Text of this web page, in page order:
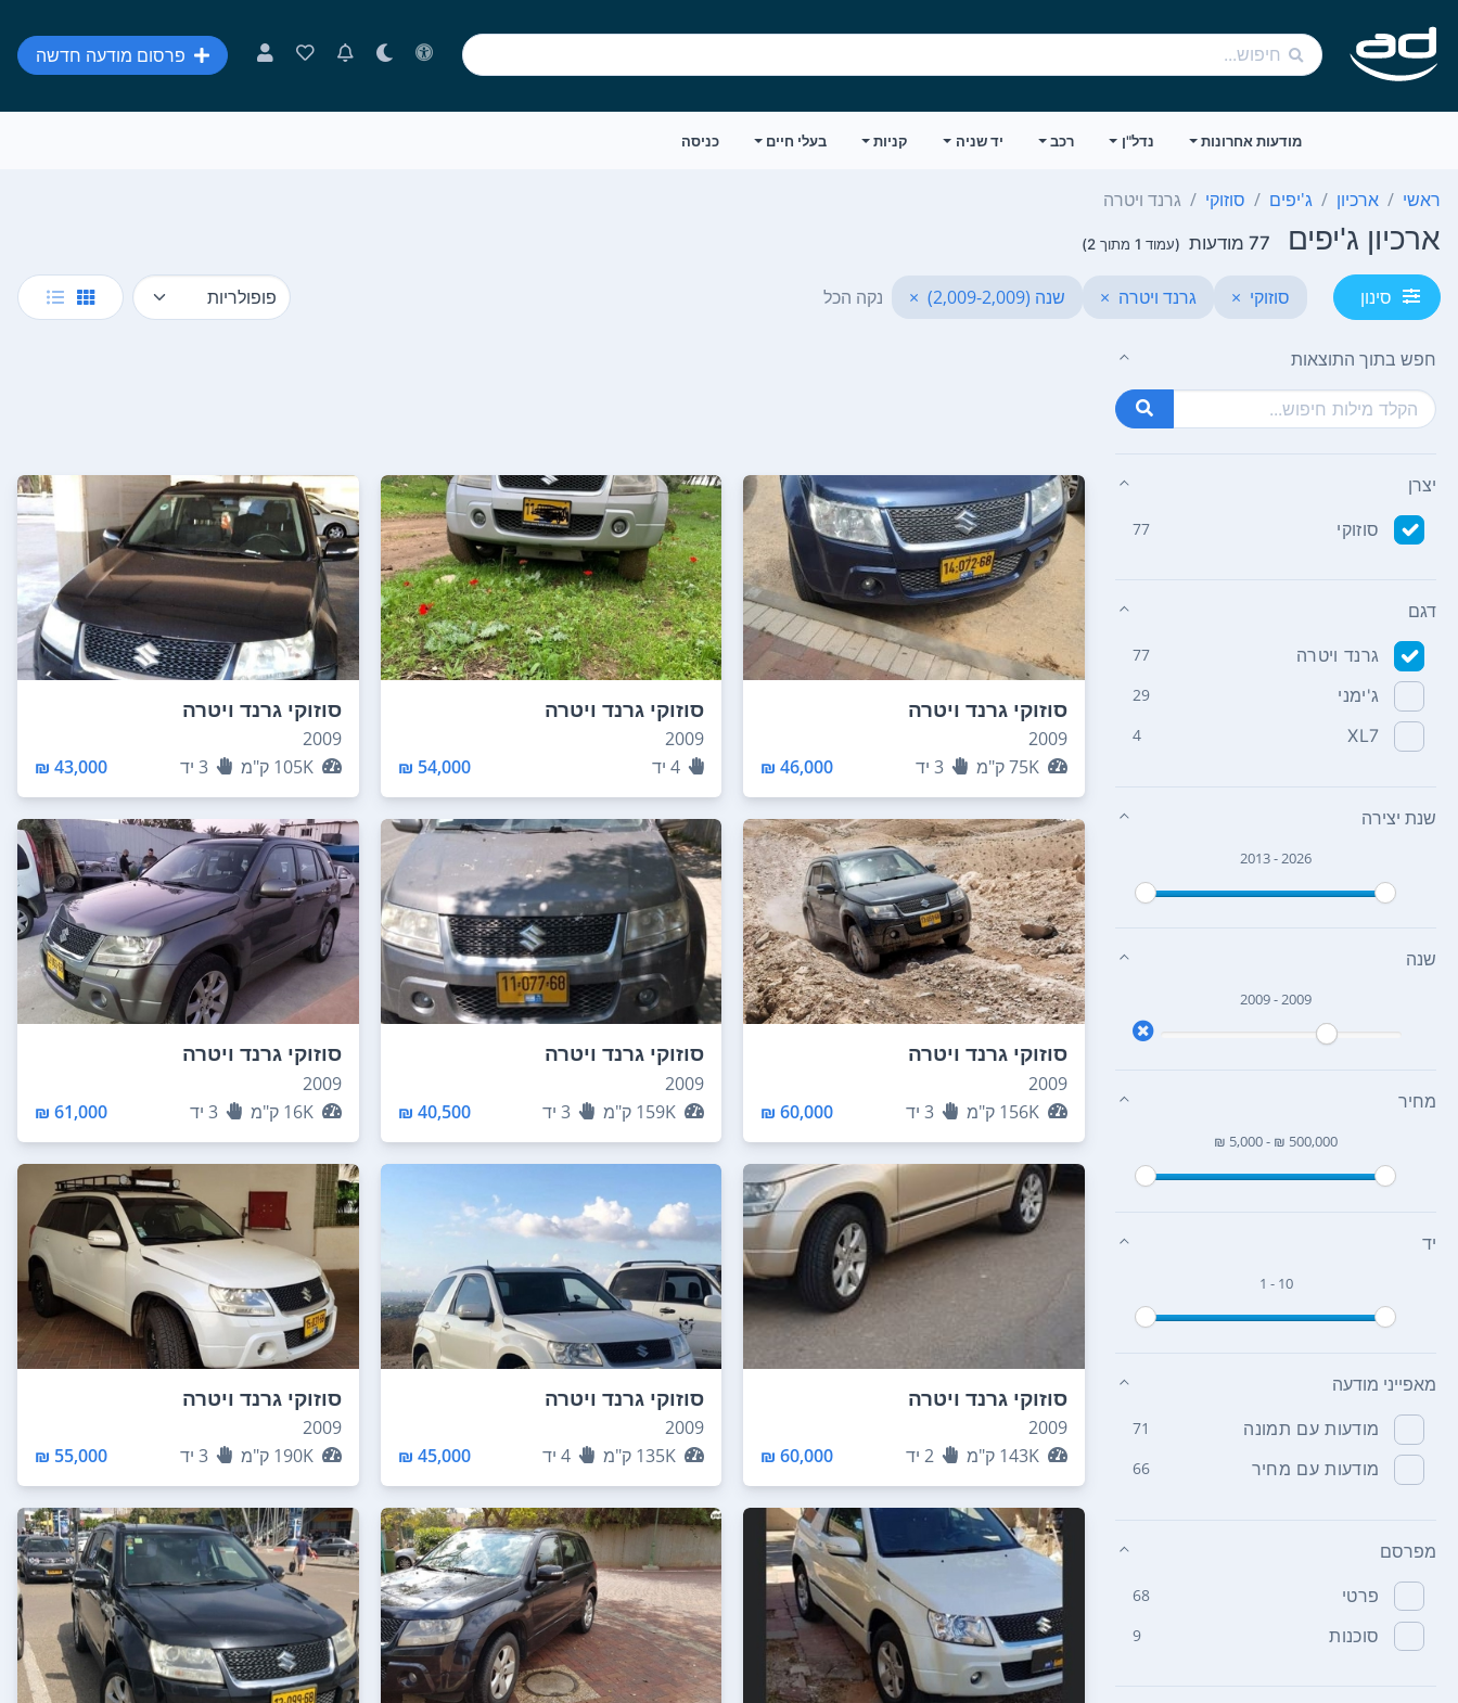
פרסום מודעה חדשה
מודעות אחרונות נדל"ן רכב יד שניה קניות בעלי חיים כניסה
ראשי ארכיון ג'יפים סוזוקי גרנד ויטרה
ארכיון ג'יפים 77 מודעות (עמוד 1 מתוך 2)
סינון סוזוקי × גרנד ויטרה × שנה (2,009-2,009) × נקה הכל
חפש בתוך התוצאות
יצרן
סוזוקי 77
דגם
גרנד ויטרה 77
ג'ימני 29
XL7
4
שנת יצירה
2013 - 2026
שנה
2009 - 2009
מחיר
₪ 5,000 - ₪ 500,000
יד
1 - 10
מאפייני מודעה
מודעות עם תמונה 71
מודעות עם מחיר 66
מפרסם
פרטי 68
סוכנות 9
סוזוקי גרנד ויטרה
2009
75Kק"מ 3 יד 46,000 ₪
סוזוקי גרנד ויטרה
2009
4יד 54,000 ₪
סוזוקי גרנד ויטרה
2009
105K ק"מ 3 יד 43,000 ₪
סוזוקי גרנד ויטרה
2009
156K ק"מ 3 יד 60,000 ₪
סוזוקי גרנד ויטרה
2009
159K ק"מ 3יד 40,500 ₪
סוזוקי גרנד ויטרה
2009
16K ק"מ 3 יד 61,000 ₪
סוזוקי גרנד ויטרה
2009
143K ק"מ 2 יד 60,000 ₪
סוזוקי גרנד ויטרה
2009
135K ק"מ 4יד 45,000 ₪
סוזוקי גרנד ויטרה
2009
190K ק"מ 3 יד 55,000 ₪